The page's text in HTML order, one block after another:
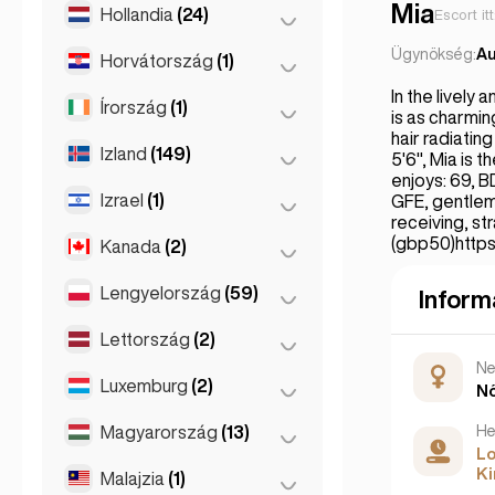
Toulouse (4)
Patras
Batumi (2)
Tbiliszi
Hollandia (24)
Amszterdam (4)
Den Haag
Horvátország (1)
Zágráb (1)
Írország (1)
Dublin (1)
Izland (149)
Reykjavík (149)
Izrael (1)
Tel-Aviv (1)
Kanada (2)
Toronto (2)
Lengyelország (59)
Boroszló (2)
Krakkó
Lettország (2)
Riga (2)
Luxemburg (2)
Luxemburg (2)
Magyarország (13)
Budapest (8)
Malajzia (1)
MiaEscort
Ügynökség:
In the lively
is as
hair
5'6", Mia is
enjoys: 69,
GFE,
receiving,